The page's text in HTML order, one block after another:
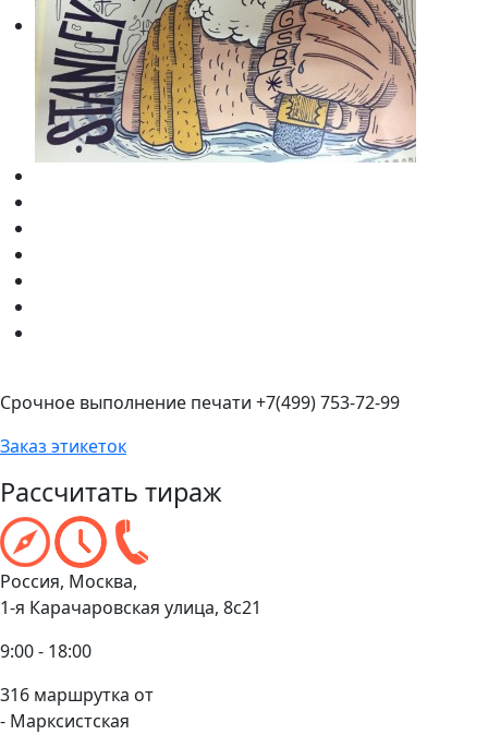
Срочное выполнение печати +7(499) 753-72-99
Заказ этикеток
Рассчитать тираж
Россия, Москва,
1-я Карачаровская улица, 8с21
9:00 - 18:00
316 маршрутка от
- Марксистская